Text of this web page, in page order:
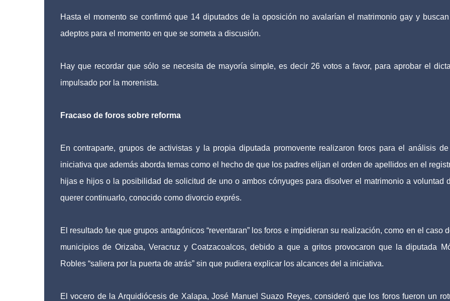
Hasta el momento se confirmó que 14 diputados de la oposición no avalarían el matrimonio gay y
adeptos para el momento en que se someta a discusión.
Hay que recordar que sólo se necesita de mayoría simple, es decir 26 votos a favor, para aprobar el
impulsado por la morenista.
Fracaso de foros sobre reforma
En contraparte, grupos de activistas y la propia diputada promovente realizaron foros para el análisis
iniciativa que además aborda temas como el hecho de que los padres elijan el orden de apellidos en el
hijas e hijos o la posibilidad de solicitud de uno o ambos cónyuges para disolver el matrimonio a voluntad
querer continuarlo, conocido como divorcio exprés.
El resultado fue que grupos antagónicos “reventaran” los foros e impidieran su realización, como en el caso
municipios de Orizaba, Veracruz y Coatzacoalcos, debido a que a gritos provocaron que la diputada
Robles “saliera por la puerta de atrás” sin que pudiera explicar los alcances del a iniciativa.
El vocero de la Arquidiócesis de Xalapa, José Manuel Suazo Reyes, consideró que los foros fueron un